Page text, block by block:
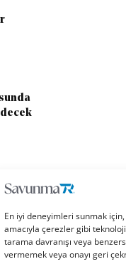
En iyi deneyimleri sunmak
amacıyla çerezler gibi
tarama davranışı veya
vermemek veya onayı geri